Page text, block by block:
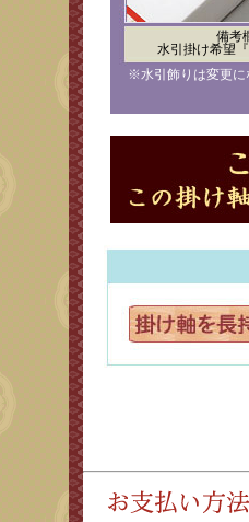
備考
水引掛け希望
※水引飾りは変更に